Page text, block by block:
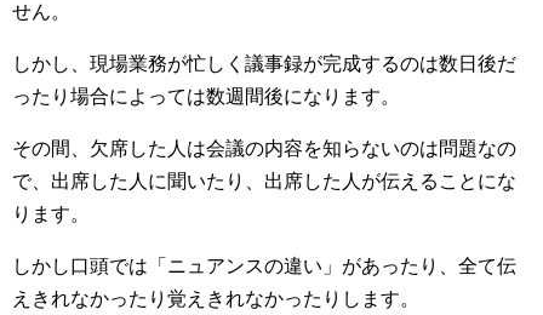
せん。
しかし、現場業務が忙しく議事録が完成するのは数日後だ
ったり場合によっては数週間後になります。
その間、欠席した人は会議の内容を知らないのは問題なの
で、出席した人に聞いたり、出席した人が伝えることにな
ります。
しかし口頭では「ニュアンスの違い」があったり、全て伝
えきれなかったり覚えきれなかったりします。